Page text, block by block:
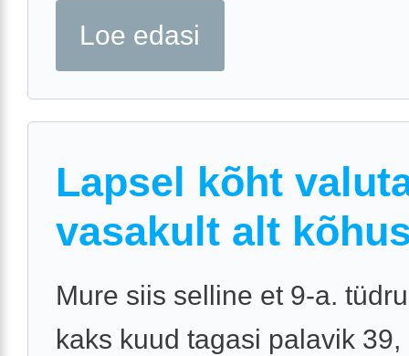
Loe edasi
Lapsel kõht
vasakult alt
Mure siis selline et 9-a.
kaks kuud tagasi palavik 39,